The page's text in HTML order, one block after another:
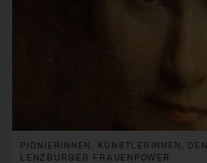
PIONIERINNEN, KÜNSTLERINNEN,
LENZBURGER FRAUENPOWER